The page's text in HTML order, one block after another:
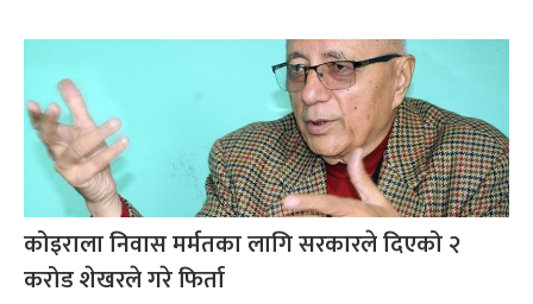
कोइराला निवास मर्मतका लागि सरकारले दिएको २
करोड शेखरले गरे फिर्ता